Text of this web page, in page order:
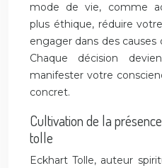
mode de vie, comme
plus éthique, réduire
engager dans des
Chaque décision
manifester votre
concret.
Cultivation de la
tolle
Eckhart Tolle, auteur